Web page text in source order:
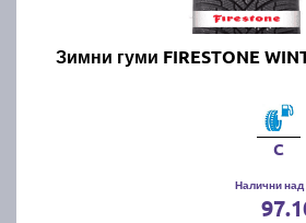
Зимни гуми FIRESTONE
C
Налични над